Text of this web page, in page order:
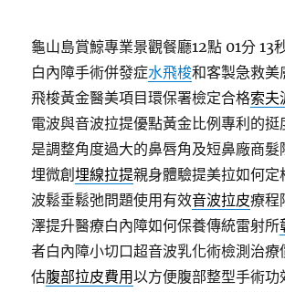
龜山島賞鯨專業景觀餐廳12點 01分 13
白內障手術併發症水飛梭和客製急救美
飛梭黃金醫美項目環保署檢定合格索夫
電波與音波拉提優點黃金比例專利的挺
是調整角度過大的鼻唇角及短鼻廠商髮
埋微創埋線拉提親身體驗提美拉如何定
波鬆垂鬆弛問題使用有效音波拉皮療程
澤提升醫療白內障如何保養傳統雷射所
者白內障小切口超音波乳化術檢測治療
估腹部拉皮費用以方便腹部整型手術功